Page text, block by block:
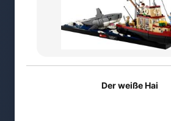
Der weiße Hai